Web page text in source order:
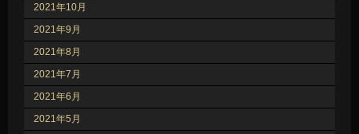
2021年10月
2021年9月
2021年8月
2021年7月
2021年6月
2021年5月